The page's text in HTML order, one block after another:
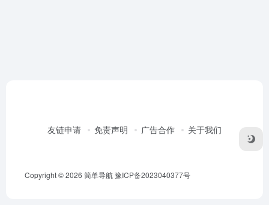
友链申请 免责声明 广告合作 关于我们
Copyright © 2026 简单导航豫ICP备2023040377号